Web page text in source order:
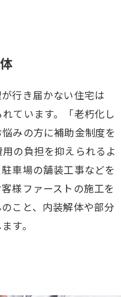
行き届かない住宅は
ています。「老朽化し
みの方に補助金制度を
の負担を抑えられるよ
車場の舗装工事などを
様ファーストの施工を
こと、内装解体や部分
す。